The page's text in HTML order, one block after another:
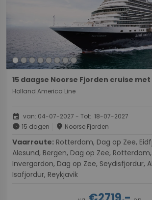
15 daagse Noorse Fjorden cruise
Holland America Line
event van: 04-07-2027 - Tot: 18-07-2027
schedule 15 dagen place Noorse Fjorden
Vaarroute:
Alesund, Bergen, Dag op Zee,
Invergordon, Dag op Zee, Seydisfjordur,
Isafjordur, Reykjavik